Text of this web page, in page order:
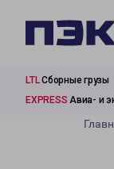
LTLСборные грузы
EXPRESS Авиа- и